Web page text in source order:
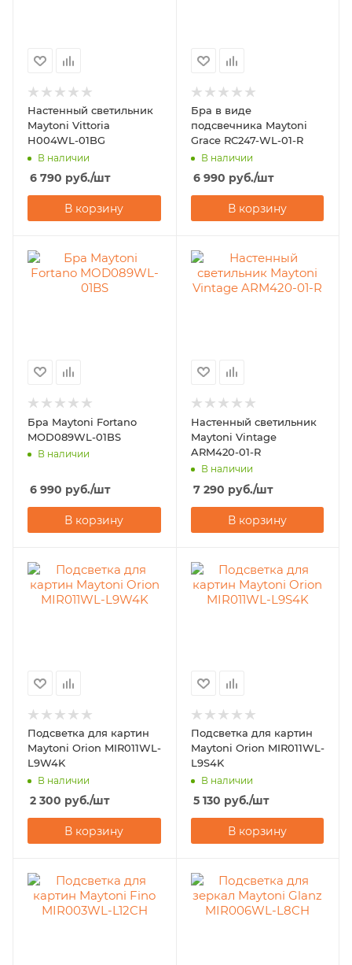
Настенный светильник
Maytoni Vittoria
H004WL-01BG
В наличии
6 790 руб./шт
В корзину
Бра в виде
подсвечника Maytoni
Grace RC247-WL-01-R
В наличии
6 990 руб./шт
В корзину
Бра Maytoni Fortano
MOD089WL-01BS
В наличии
6 990 руб./шт
В корзину
Настенный светильник
Maytoni Vintage
ARM420-01-R
В наличии
7 290 руб./шт
В корзину
Подсветка для картин
Maytoni Orion MIR011WL-
L9W4K
В наличии
2 300 руб./шт
В корзину
Подсветка для картин
Maytoni Orion MIR011WL-
L9S4K
В наличии
5 130 руб./шт
В корзину